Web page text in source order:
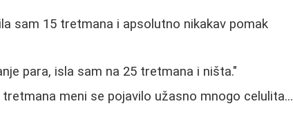
sam 15 tretmana i apsolutno nikakav pomak
para, isla sam na 25 tretmana i ništa."
tretmana meni se pojavilo užasno mnogo celulita...